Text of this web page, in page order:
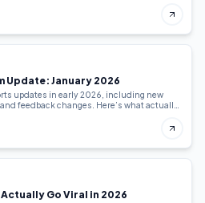
Update: January 2026
updates in early 2026, including new
feedback changes. Here’s what actually
Go Viral in 2026